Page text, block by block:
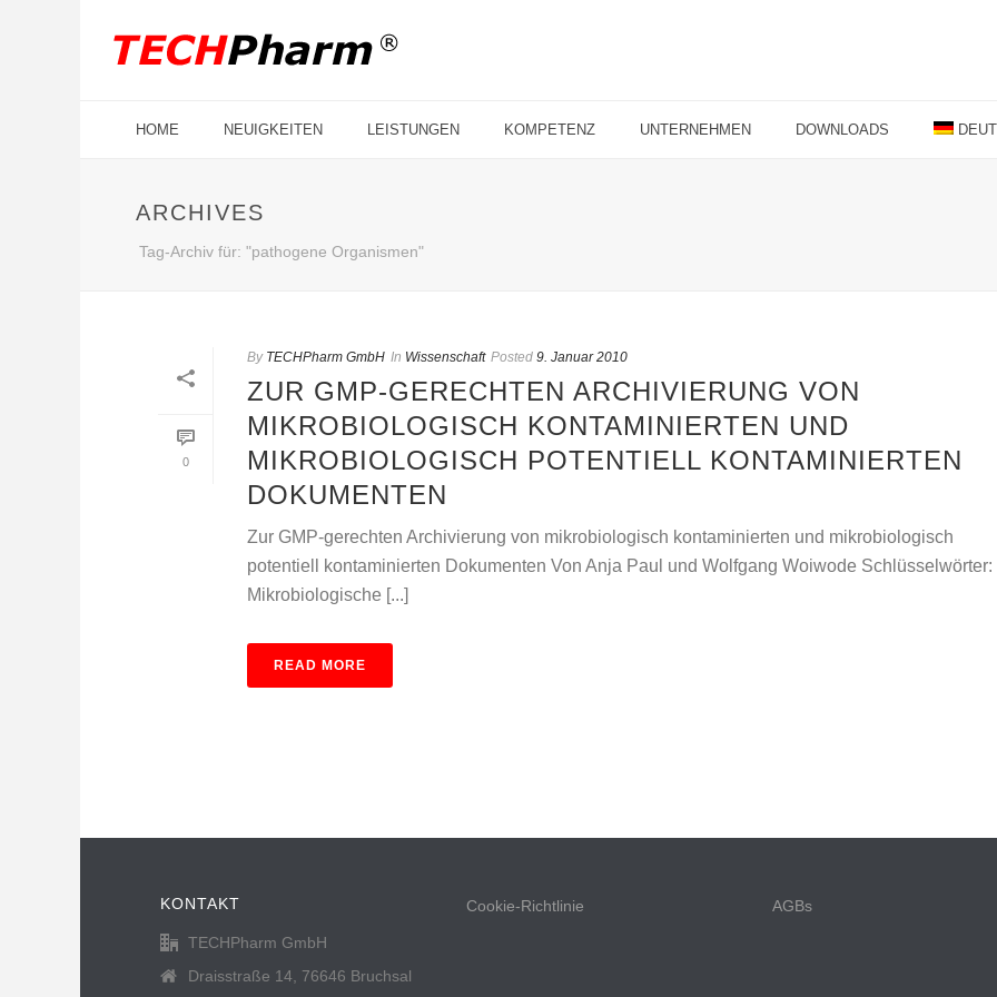
HOME NEUIGKEITEN LEISTUNGEN KOMPETENZ UNTERNEHMEN DOWNLOADS
ARCHIVES
Tag-Archiv für: "pathogene Organismen"
0
By TECHPharm GmbH In Wissenschaft Posted 9. Januar 2010
ZUR GMP-GERECHTEN ARCHIVIERUNG VON
MIKROBIOLOGISCH KONTAMINIERTEN UND
MIKROBIOLOGISCH POTENTIELL KONTAMINIERTEN
DOKUMENTEN
Zur GMP-gerechten Archivierung von mikrobiologisch kontaminierten und mikrobiologisch
potentiell kontaminierten Dokumenten Von Anja Paul und Wolfgang Woiwode Schlüsselwörter:
Mikrobiologische [...]
READ MORE
KONTAKT
TECHPharm GmbH
Draisstraße 14, 76646 Bruchsal
Cookie-Richtlinie AGBs